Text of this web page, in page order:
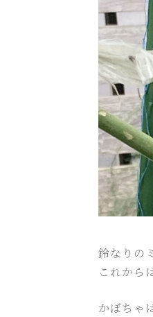
鈴なりの
これから
かぼちゃ